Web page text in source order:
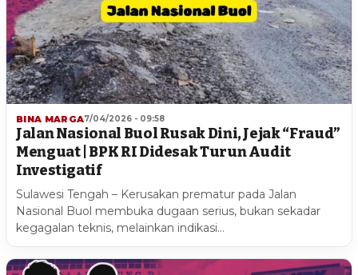
BINA MARGA7/04/2026 - 09:58
Jalan Nasional Buol Rusak Dini, Jejak “Fraud”
Menguat | BPK RI Didesak Turun Audit
Investigatif
Sulawesi Tengah – Kerusakan prematur pada Jalan
Nasional Buol membuka dugaan serius, bukan sekadar
kegagalan teknis, melainkan indikasi…